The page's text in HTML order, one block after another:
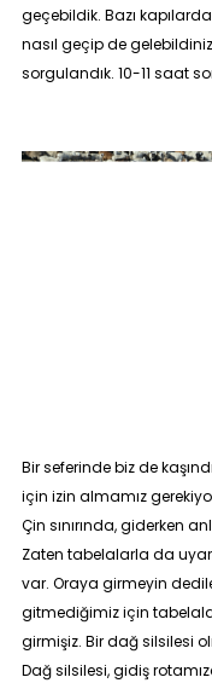
geçebildik. Bazı
nasıl geçip de
sorgulandık. 10-11 saat
Bir seferinde biz de
için izin almamız
Çin sınırında, giderken
Zaten tabelalarla da
var. Oraya girmeyin
gitmediğimiz için
girmişiz. Bir dağ silsilesi
Dağ silsilesi, gidiş